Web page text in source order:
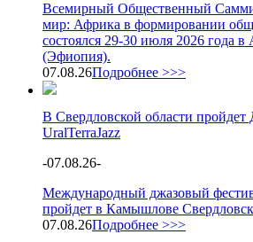
Всемирный Общественный
мир: Африка в формировании
состоялся 29-30 июля 2026 года
(Эфиопия).
07.08.26Подробнее >>>
В Свердловской области
UralTerraJazz
-07.08.26-
Международный джазовый
пройдет в Камышлове
07.08.26Подробнее >>>